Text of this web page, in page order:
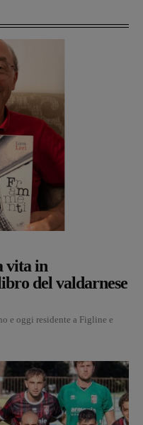
vita in
del valdarnese
e oggi residente a Figline e